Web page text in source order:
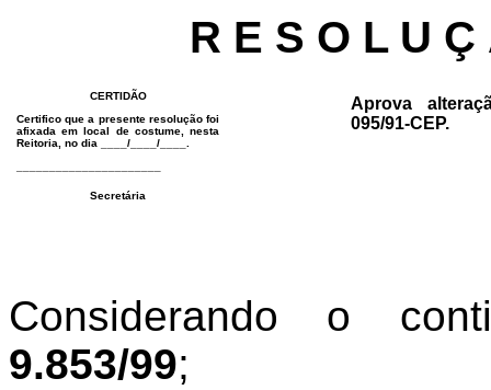
R E S O L U Ç
CERTIDÃO
Certifico que a presente resolução foi
afixada em local de costume, nesta
Reitoria, no dia ____/____/____.
Secretária
Aprova
095/91-CEP.
Considerando o
9.853/99;